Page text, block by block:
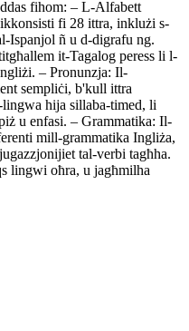
fihom: – L-Alfabett
fi 28 ittra, inklużi s-
Ispanjol ñ u d-digrafu ng.
it-Tagalog peress li l-
– Pronunzja: Il-
sempliċi, b'kull ittra
hija sillaba-timed, li
u enfasi. – Grammatika: Il-
mill-grammatika Ingliża,
tal-verbi tagħha.
lingwi oħra, u jagħmilha